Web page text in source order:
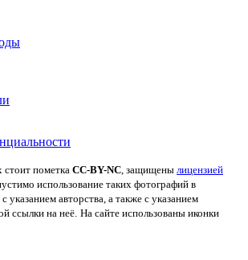
пометка CC-BY-NC , защищены лицензией
использование таких фотографий в
указанием авторства, а также с указанием
ссылки на неё. На сайте использованы иконки